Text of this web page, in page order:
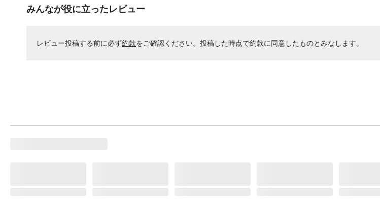
みんなが役に立ったレビュー
レビュー投稿する前に必ず約款をご確認ください。投稿した時点で約款に同意したものとみなします。